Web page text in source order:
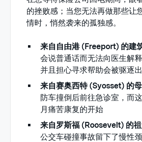
的挫败感；当您无法再做那些让
情时，悄然袭来的孤独感。
来自自由港 (Freeport) 的建
会说普通话而无法向医生解
并且担心寻求帮助会被驱逐
来自赛奥西特 (Syosset) 的
防车撞倒后前往急诊室，而
月痛苦康复的开始
来自罗斯福 (Roosevelt) 的
公交车碰撞事故留下了慢性